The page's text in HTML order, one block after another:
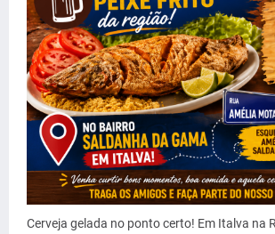
Cerveja gelada no ponto certo! Em Italva na